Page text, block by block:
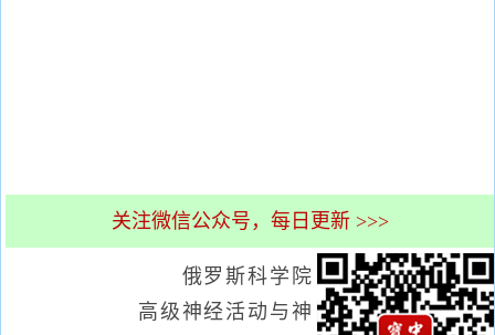
关注微信公众号，每日更新 >>>
俄罗斯科学院
高级神经活动与神